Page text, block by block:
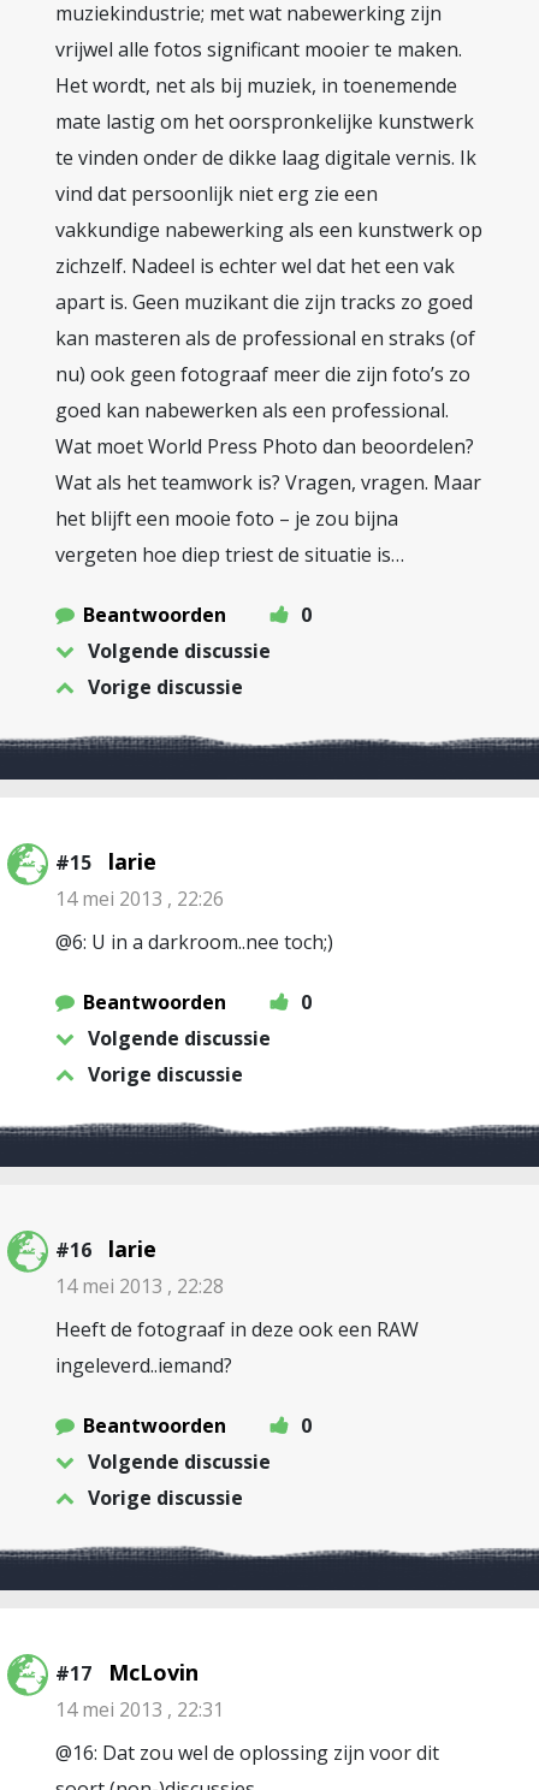
muziekindustrie; met wat nabewerking zijn
vrijwel alle fotos significant mooier te maken.
Het wordt, net als bij muziek, in toenemende
mate lastig om het oorspronkelijke kunstwerk
te vinden onder de dikke laag digitale vernis. Ik
vind dat persoonlijk niet erg zie een
vakkundige nabewerking als een kunstwerk op
zichzelf. Nadeel is echter wel dat het een vak
apart is. Geen muzikant die zijn tracks zo goed
kan masteren als de professional en straks (of
nu) ook geen fotograaf meer die zijn foto’s zo
goed kan nabewerken als een professional.
Wat moet World Press Photo dan beoordelen?
Wat als het teamwork is? Vragen, vragen. Maar
het blijft een mooie foto – je zou bijna
vergeten hoe diep triest de situatie is…
Beantwoorden
0
Volgende discussie
Vorige discussie
#15 larie
14 mei 2013 , 22:26
@6: U in a darkroom..nee toch;)
Beantwoorden
0
Volgende discussie
Vorige discussie
#16 larie
14 mei 2013 , 22:28
Heeft de fotograaf in deze ook een RAW
ingeleverd..iemand?
Beantwoorden
0
Volgende discussie
Vorige discussie
#17 McLovin
14 mei 2013 , 22:31
@16: Dat zou wel de oplossing zijn voor dit